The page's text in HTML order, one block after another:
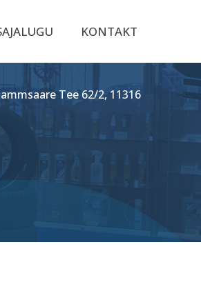
KONTAKT
Tee 62/2, 11316